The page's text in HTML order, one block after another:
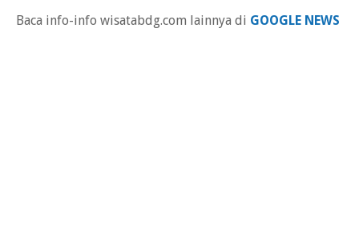
Baca info-info wisatabdg.com lainnya di GOOGLE NEWS